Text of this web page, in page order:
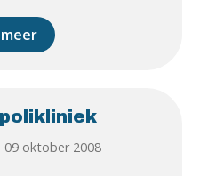
09 oktober 2008